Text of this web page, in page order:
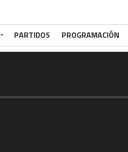
PARTIDOS PROGRAMACIÓN